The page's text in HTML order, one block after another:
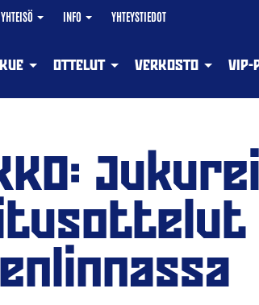
YHTEISÖ INFO YHTEYSTIEDOT
OTTELUT VERKOSTO VIP-